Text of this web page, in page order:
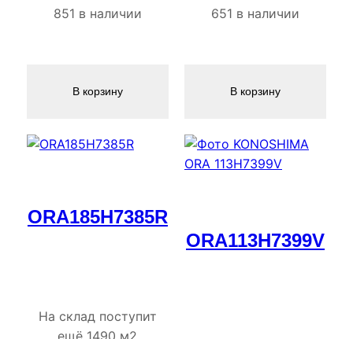
851 в наличии
В корзину
651 в наличии
В корзину
ORA185H7385R
На склад поступит
ORA113H7399V